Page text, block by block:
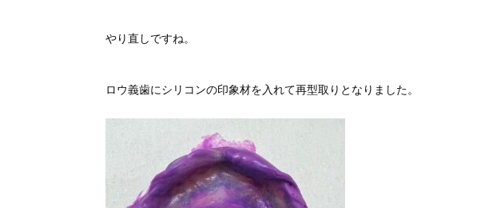
やり直しですね。
ロウ義歯にシリコンの印象材を入れて再型取りとなりました。